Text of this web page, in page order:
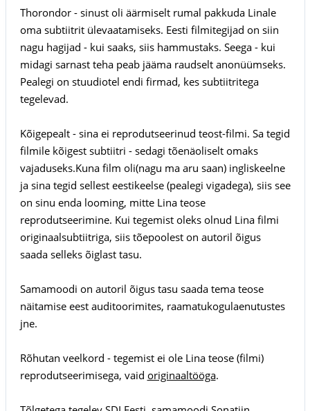
Thorondor - sinust oli äärmiselt rumal pakkuda Linale
oma subtiitrit ülevaatamiseks. Eesti filmitegijad on siin
nagu hagijad - kui saaks, siis hammustaks. Seega - kui
midagi sarnast teha peab jääma raudselt anonüümseks.
Pealegi on stuudiotel endi firmad, kes subtiitritega
tegelevad.
Kõigepealt - sina ei reprodutseerinud teost-filmi. Sa tegid
filmile kõigest subtiitri - sedagi tõenäoliselt omaks
vajaduseks.Kuna film oli(nagu ma aru saan) ingliskeelne
ja sina tegid sellest eestikeelse (pealegi vigadega), siis see
on sinu enda looming, mitte Lina teose
reprodutseerimine. Kui tegemist oleks olnud Lina filmi
originaalsubtiitriga, siis tõepoolest on autoril õigus
saada selleks õiglast tasu.
Samamoodi on autoril õigus tasu saada tema teose
näitamise eest auditoorimites, raamatukogulaenutustes
jne.
Rõhutan veelkord - tegemist ei ole Lina teose (filmi)
reprodutseerimisega, vaid originaaltööga.